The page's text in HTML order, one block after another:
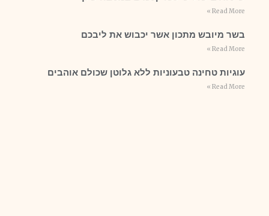
Read More »
בשר מיובש מתכון אשר יכבוש את ליבכם
Read More »
עוגיות טחינה טבעוניות ללא גלוטן שכולם אוהבים
Read More »